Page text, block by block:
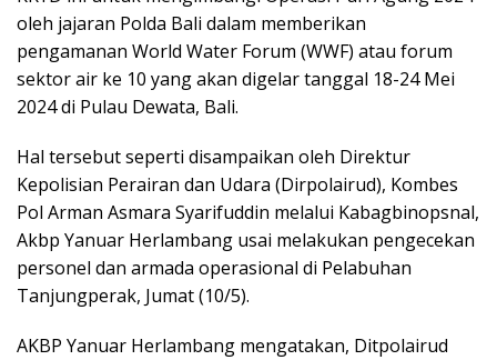
oleh jajaran Polda Bali dalam memberikan
pengamanan World Water Forum (WWF) atau forum
sektor air ke 10 yang akan digelar tanggal 18-24 Mei
2024 di Pulau Dewata, Bali.
Hal tersebut seperti disampaikan oleh Direktur
Kepolisian Perairan dan Udara (Dirpolairud), Kombes
Pol Arman Asmara Syarifuddin melalui Kabagbinopsnal,
Akbp Yanuar Herlambang usai melakukan pengecekan
personel dan armada operasional di Pelabuhan
Tanjungperak, Jumat (10/5).
AKBP Yanuar Herlambang mengatakan, Ditpolairud